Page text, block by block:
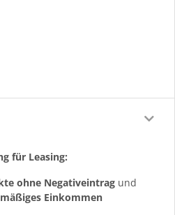
für Leasing:
ohne Negativeintrag und
Einkommen